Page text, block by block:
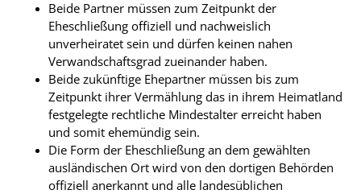
Beide Partner müssen zum Zeitpunkt der
Eheschließung offiziell und nachweislich
unverheiratet sein und dürfen keinen nahen
Verwandschaftsgrad zueinander haben.
Beide zukünftige Ehepartner müssen bis zum
Zeitpunkt ihrer Vermählung das in ihrem Heimatland
festgelegte rechtliche Mindestalter erreicht haben
und somit ehemündig sein.
Die Form der Eheschließung an dem gewählten
ausländischen Ort wird von den dortigen Behörden
offiziell anerkannt und alle landesüblichen